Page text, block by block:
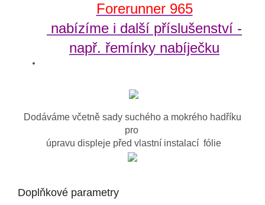
Forerunner 965
nabízíme i další příslušenství -
např. řemínky nabíječku
Dodáváme včetně sady suchého a mokrého hadříku
pro
úpravu displeje před vlastní instalací fólie
Doplňkové parametry